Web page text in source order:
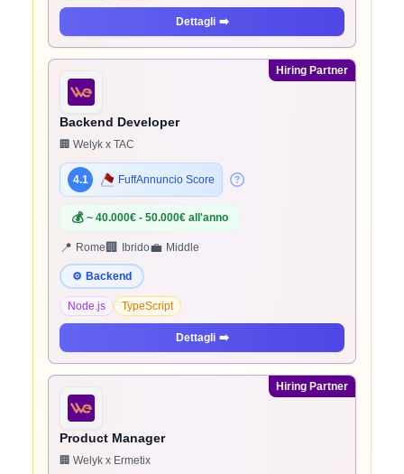
Dettagli ➡️
Hiring Partner
Backend Developer
🏢 Welyk x TAC
4.1 FuffAnnuncio Score
💰 ~ 40.000€ - 50.000€ all'anno
📍 Rome 🏢 Ibrido💼 Middle
⚙️ Backend
Node.js TypeScript
Dettagli ➡️
Hiring Partner
Product Manager
🏢 Welyk x Ermetix